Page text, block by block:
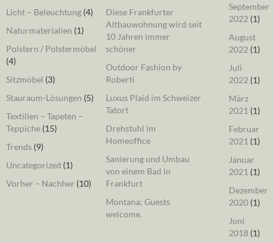
Licht – Beleuchtung (4)
Naturmaterialien (1)
Polstern / Polstermöbel
(4)
Sitzmöbel (3)
Stauraum-Lösungen (5)
Textilien – Tapeten –
Teppiche (15)
Trends (9)
Uncategorized (1)
Vorher – Nachher (10)
Diese Frankfurter
Altbauwohnung wird seit
10 Jahren immer
schöner
Outdoor Fashion by
Roberti
Luxus Plaid im Schweizer
Tatort
Drehstuhl im
Homeoffice
Sanierung und Umbau
von einem Bad in
Frankfurt
Montana: Guests
welcome.
September
2022 (1)
August
2022 (1)
Juli
2022 (1)
März
2021 (1)
Februar
2021 (1)
Januar
2021 (1)
Dezember
2020(1)
Juni
2018(1)